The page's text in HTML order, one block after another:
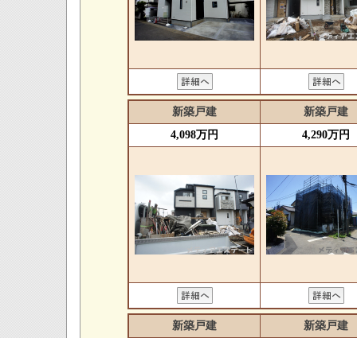
新築戸建
新築戸建
4,098万円
4,290万円
新築戸建
新築戸建